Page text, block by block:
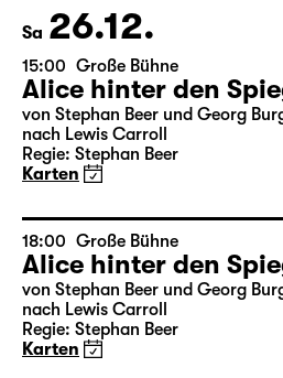
Sa 16.01.
19:30 Große Bühne
Bernarda Albas
von Federico García Lorca
Deutsch von Hans Magnus
Regie: Salome Schneebeli
Karten
So 17.01.
18:00 — 20:30 Große Bühne
mit Audiodeskription
Arsen und